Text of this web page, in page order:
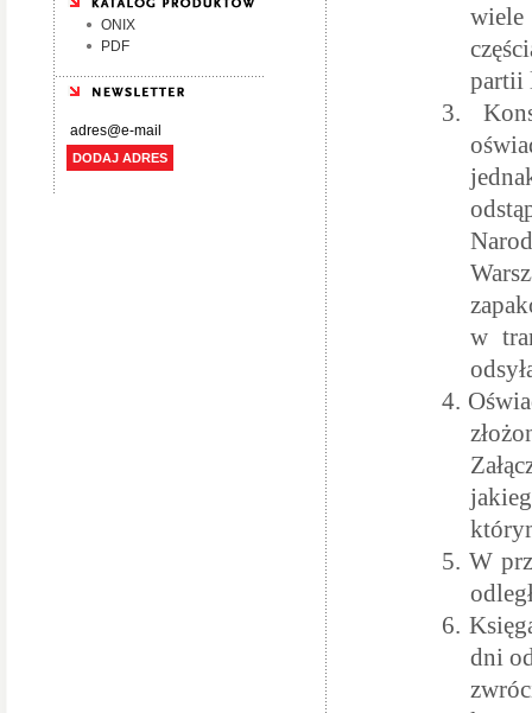
ONIX
PDF
DODAJ ADRES
wiele
partii
3.
w
4.
5. W
6.
dni